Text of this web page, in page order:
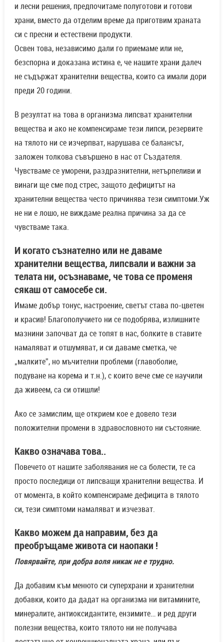
и лесни решения, предпочитаме полуготови и готови
храни, вместо да отделим време да приготвим храната
си с пресни и естествени продукти.
Освен това, независимо дали го приемаме или не,
безспорна и доказана истина е, че нашите храни далеч
не съдържат хранителни вещества, които са имали дори
преди 20 години.
В резултат на това в организма липсват хранителни
вещества и ако не компенсираме тези липси, резервите
на тялото ни се изчерпват, нарушава се балансът,
заложен толкова съвършено в нас от Създателя.
Чувстваме се уморени, раздразнителни, нетърпеливи и
винаги ще сме под стрес, защото дефицитът на
хранителни вещества често причинява тези симптоми.Уж
не ни е лошо, не виждаме реална причина за да се
чувстваме така.
И когато съзнателно или не даваме
хранителни вещества, липсвали и важни за
телата ни, осъзнаваме, че това се променя
сякаш от самосебе си.
Имаме добър тонус, настроение, светът става по-цветен
и красив! Благополучието ни се подобрява, излишните
мазнини започват да се топят в нас, болките в ставите
намаляват и отшумяват, и си даваме сметка, че
„малките”, но мъчителни проблеми (главоболие,
подуване на корема и т.н.), с които вече сме се научили
да живеем, са си отишли!
Ако се замислим, ще открием кое е довело тези
положителни промени в здравословното ни състояние.
Какво означава това..
Повечето от нашите заболявания не са болести, те са
просто последици от липсващи хранителни вещества. И
от момента, в който компенсираме дефицита в тялото
си, тези симптоми намаляват и изчезват.
Какво можем да направим, без да
преобръщаме живота си наопаки !
Повярвайте, при добра воля никак не е трудно.
Да добавим към менюто си суперхрани и хранителни
добавки, които да дадат на организма ни витамините,
минералите, антиоксидантите, ензимите… и ред други
полезни вещества, които тялото ни не получава